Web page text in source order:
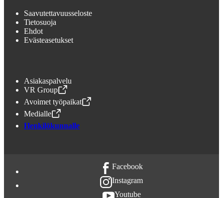
Saavutettavuusseloste
Tietosuoja
Ehdot
Evästeasetukset
Asiakaspalvelu
VR Group
,Avataan uudessa välilehdessä
Avoimet työpaikat
,Avataan uudessa välilehdessä
Medialle
,Avataan uudessa välilehdessä
Henkilökunnalle
Facebook
Instagram
Youtube